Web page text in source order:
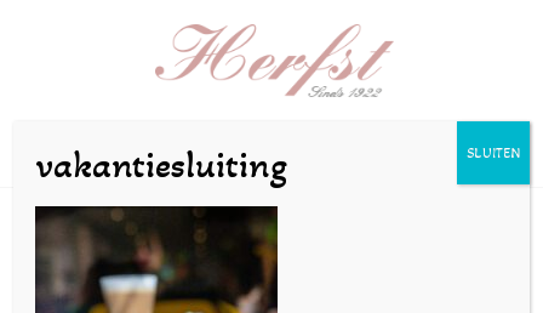
SZeilstra-gebak1mei24-
vakantiesluiting SLUITEN